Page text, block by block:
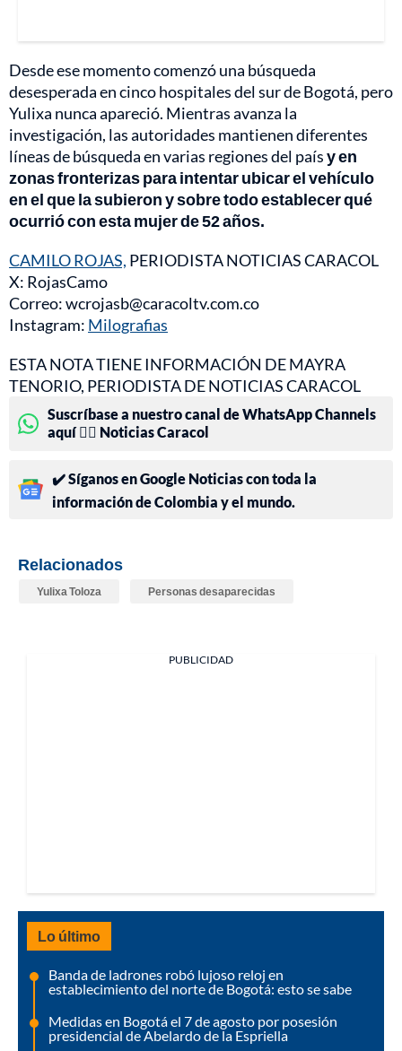
Desde ese momento comenzó una búsqueda
desesperada en cinco hospitales del sur de Bogotá, pero
Yulixa nunca apareció. Mientras avanza la
investigación, las autoridades mantienen diferentes
líneas de búsqueda en varias regiones del paísy en
zonas fronterizas para intentar ubicar el vehículo
en el que la subieron y sobre todo establecer qué
ocurrió con esta mujer de 52 años.
CAMILO ROJAS, PERIODISTA NOTICIAS CARACOL
X: RojasCamo
Correo: wcrojasb@caracoltv.com.co
Instagram: Milografias
ESTA NOTA TIENE INFORMACIÓN DE MAYRA
TENORIO, PERIODISTA DE NOTICIAS CARACOL
Suscríbase a nuestro canal de WhatsApp Channels
aquí 👉🏻 Noticias Caracol
✔️ Síganos en Google Noticias con toda la
información de Colombia y el mundo.
Relacionados
Yulixa Toloza Personas desaparecidas
PUBLICIDAD
Lo último
Banda de ladrones robó lujoso reloj en
establecimiento del norte de Bogotá: esto se sabe
Medidas en Bogotá el 7 de agosto por posesión
presidencial de Abelardo de la Espriella